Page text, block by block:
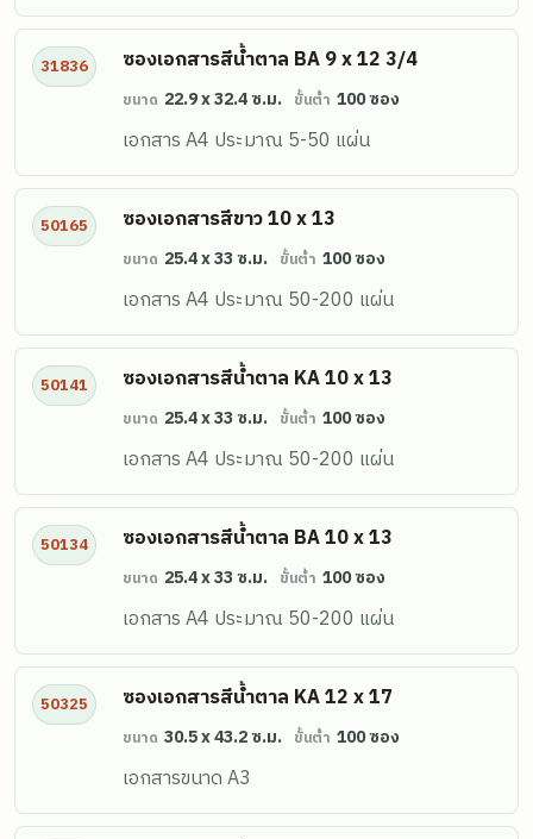
31836 ซองเอกสารสีน้ำตาล BA 9 x 12 3/4
ขนาด 22.9 x 32.4 ซ.ม. ขั้นต่ำ 100 ซอง
เอกสาร A4 ประมาณ 5-50 แผ่น
50165 ซองเอกสารสีขาว 10 x 13
ขนาด 25.4 x 33 ซ.ม. ขั้นต่ำ 100 ซอง
เอกสาร A4 ประมาณ 50-200 แผ่น
50141 ซองเอกสารสีน้ำตาล KA 10 x 13
ขนาด 25.4 x 33 ซ.ม. ขั้นต่ำ 100 ซอง
เอกสาร A4 ประมาณ 50-200 แผ่น
50134 ซองเอกสารสีน้ำตาล BA 10 x 13
ขนาด 25.4 x 33 ซ.ม. ขั้นต่ำ 100 ซอง
เอกสาร A4 ประมาณ 50-200 แผ่น
50325 ซองเอกสารสีน้ำตาล KA 12 x 17
ขนาด 30.5 x 43.2 ซ.ม. ขั้นต่ำ 100 ซอง
เอกสารขนาด A3